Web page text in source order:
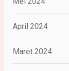
April 2024
Maret 2024